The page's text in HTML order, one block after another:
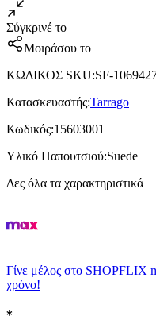
Σύγκρινέ το
Μοιράσου το
ΚΩΔΙΚΟΣ SKU:SF-
Κατασκευαστής:Tarrago
Κωδικός:15603001
Υλικό Παπουτσιού:Suede
Δες όλα τα χαρακτηριστικά
Γίνε μέλος στο SHOPFLIX
χρόνο!